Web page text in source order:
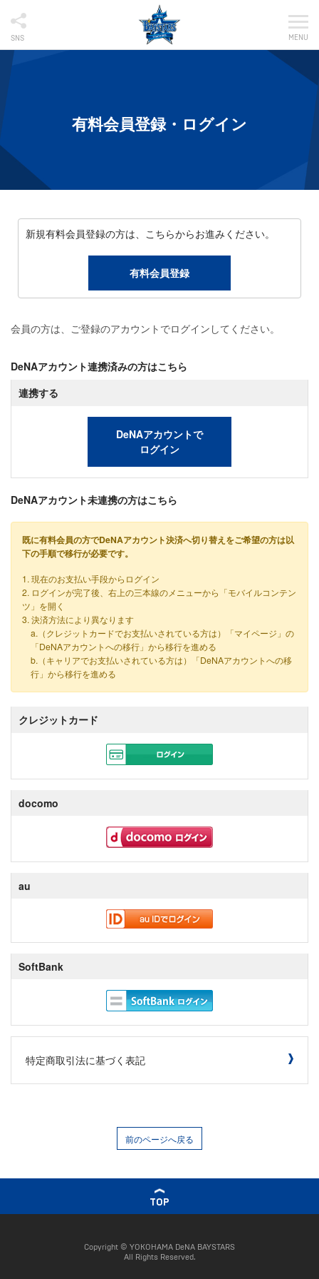
SNS MENU
有料会員登録・ログイン
新規有料会員登録の方は、こちらからお進みください。
有料会員登録
会員の方は、ご登録のアカウントでログインしてください。
DeNAアカウント連携済みの方はこちら
連携する
DeNAアカウントで
ログイン
DeNAアカウント未連携の方はこちら
既に有料会員の方でDeNAアカウント決済へ切り替えをご希望の方は以
下の手順で移行が必要です。
1. 現在のお支払い手段からログイン
2. ログインが完了後、右上の三本線のメニューから「モバイルコンテン
ツ」を開く
3. 決済方法により異なります
a.（クレジットカードでお支払いされている方は）「マイページ」の
「DeNAアカウントへの移行」から移行を進める
b.（キャリアでお支払いされている方は）「DeNAアカウントへの移
行」から移行を進める
クレジットカード
docomo
au
SoftBank
特定商取引法に基づく表記
前のページへ戻る
TOP
Copyright © YOKOHAMA DeNA BAYSTARS
All Rights Reserved.